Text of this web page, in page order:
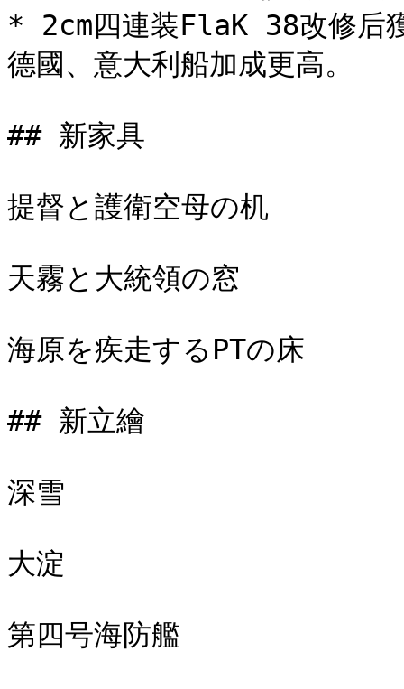
* 2cm四連装FlaK 38改修后
德國、意大利船加成更高。
## 新家具
提督と護衛空母の机
天霧と大統領の窓
海原を疾走するPTの床
## 新立繪
深雪
大淀
第四号海防艦